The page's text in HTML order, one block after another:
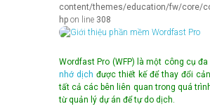
content/themes/education/fw/core/
hp on line 308
Wordfast Pro (WFP) là một công cụ đa
nhớ dịch được thiết kế để thay đổi
tất cả các bên liên quan trong quá
từ quản lý dự án để tự do dịch.